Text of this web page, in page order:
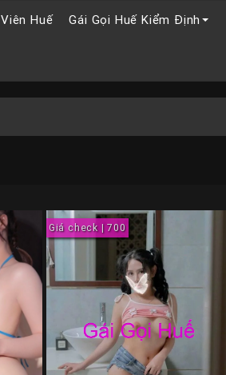
Huế Gái Gọi Huế Kiểm Định
Giá check | 700